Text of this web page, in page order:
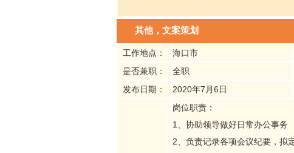
其他，文案策划
工作地点： 海口市
是否兼职：
全职
发布日期：
2020年7月6日
岗位职责：
1、协助领导做好日常办公事务
2、负责记录各项会议纪要，拟